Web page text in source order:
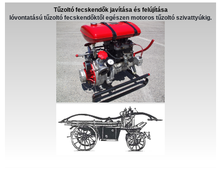
Tűzoltó fecskendők javítása és felújítása
lóvontatású tűzoltó fecskendőktől egészen motoros tűzoltó szivattyúkig.